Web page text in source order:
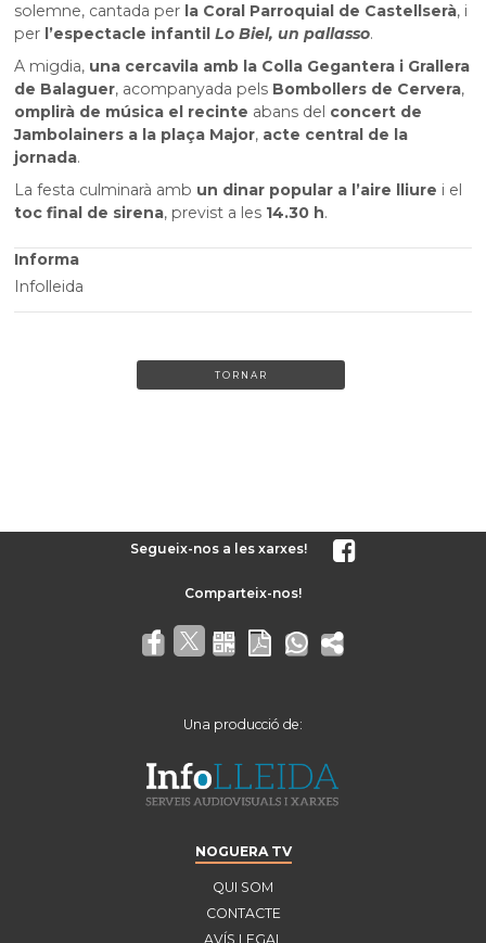
solemne, cantada per la Coral Parroquial de Castellserà, i
per l’espectacle infantilLo Biel, un pallasso.
A migdia, una cercavila amb la Colla Gegantera i Grallera
de Balaguer, acompanyada pels Bombollers de Cervera,
omplirà de música el recinte abans del concert de
Jambolainers a la plaça Major, acte central de la
jornada.
La festa culminarà amb un dinar popular a l’aire lliure i el
toc final de sirena, previst a les 14.30 h.
Informa
Infolleida
TORNAR
Segueix-nos a les xarxes!
Una producció de:
NOGUERA TV
QUI SOM
CONTACTE
AVÍS LEGAL